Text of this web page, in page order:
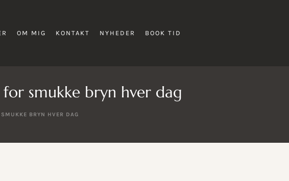
OM MIG KONTAKT NYHEDER BOOK TID
smukke bryn hver dag
BRYN HVER DAG